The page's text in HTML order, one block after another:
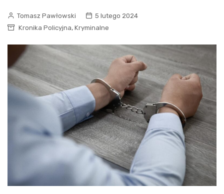
Tomasz Pawłowski
5 lutego 2024
Kronika Policyjna, Kryminalne